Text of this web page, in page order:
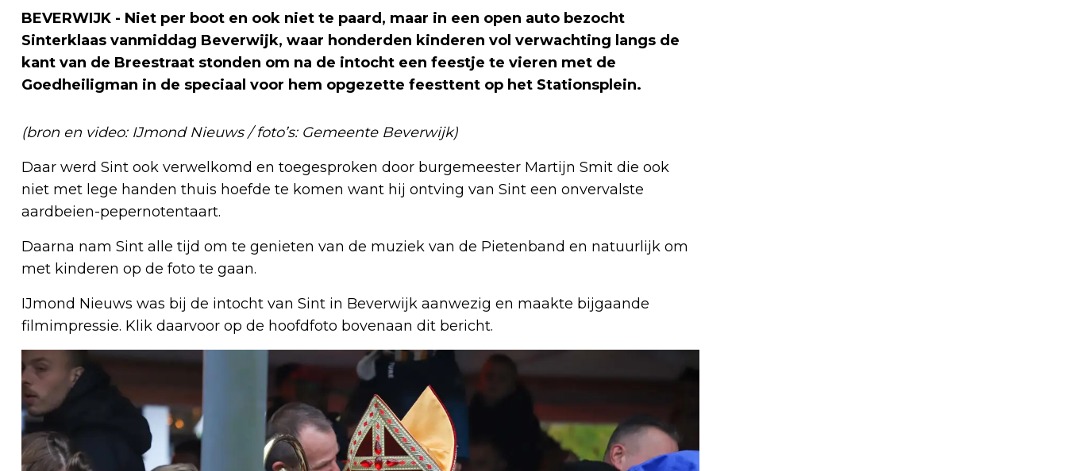
BEVERWIJK - Niet per boot en ook niet te paard, maar in een open auto bezocht
Sinterklaas vanmiddag Beverwijk, waar honderden kinderen vol verwachting langs de
kant van de Breestraat stonden om na de intocht een feestje te vieren met de
Goedheiligman in de speciaal voor hem opgezette feesttent op het Stationsplein.
(bron en video: IJmond Nieuws / foto’s: Gemeente Beverwijk)
Daar werd Sint ook verwelkomd en toegesproken door burgemeester Martijn Smit die ook
niet met lege handen thuis hoefde te komen want hij ontving van Sint een onvervalste
aardbeien-pepernotentaart.
Daarna nam Sint alle tijd om te genieten van de muziek van de Pietenband en natuurlijk om
met kinderen op de foto te gaan.
IJmond Nieuws was bij de intocht van Sint in Beverwijk aanwezig en maakte bijgaande
filmimpressie. Klik daarvoor op de hoofdfoto bovenaan dit bericht.